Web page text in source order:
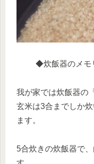
◆炊飯器のメモ
我が家では炊飯器の
玄米は3合までしか
ます。
5合炊きの炊飯器で